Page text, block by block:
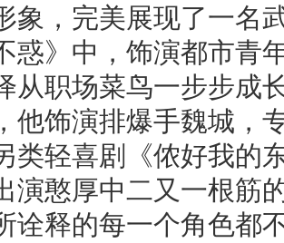
象，完美展现了一名
惑》中，饰演都市青
从职场菜鸟一步步成
他饰演排爆手魏城，
类轻喜剧《侬好我的
演憨厚中二又一根筋
诠释的每一个角色都